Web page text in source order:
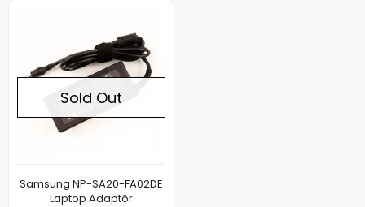
Sold Out
Samsung NP-SA20-FA02DE
Laptop Adaptör